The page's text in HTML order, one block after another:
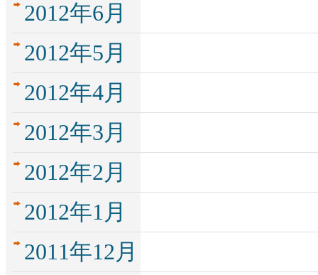
2012年6月
2012年5月
2012年4月
2012年3月
2012年2月
2012年1月
2011年12月